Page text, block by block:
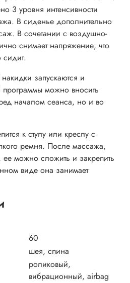
3 уровня интенсивности
В сиденье дополнительно
В сочетании с воздушно-
снимает напряжение, что
сидит.
запускаются и
программы можно вносить
началом сеанса, но и во
к стулу или креслу с
ремня. После массажа,
можно сложить и закрепить
виде она занимает
60
шея, спина
роликовый,
вибрационный, airbag